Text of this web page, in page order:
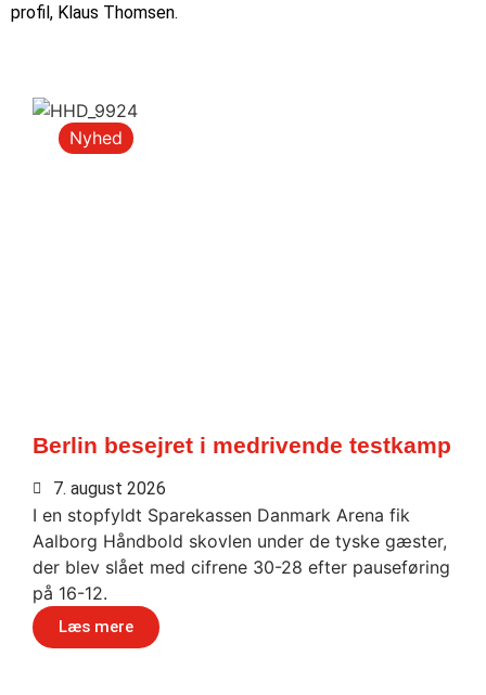
profil, Klaus Thomsen.
Nyhed
Berlin besejret i medrivende testkamp
7. august 2026
I en stopfyldt Sparekassen Danmark Arena fik
Aalborg Håndbold skovlen under de tyske gæster,
der blev slået med cifrene 30-28 efter pauseføring
på 16-12.
Læs mere